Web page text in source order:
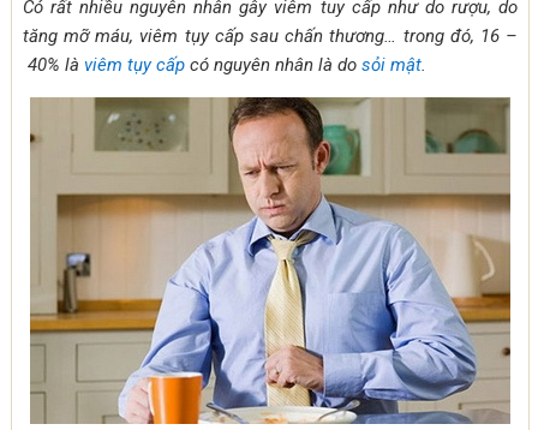
Có rất nhiều nguyên nhân gây viêm tuy cấp như do rượu, do
tăng mỡ máu, viêm tụy cấp sau chấn thương… trong đó, 16 –
40% là viêm tụy cấpcó nguyên nhân là do sỏi mật.